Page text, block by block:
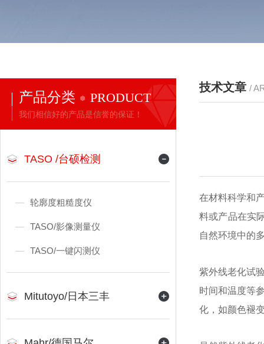
产品分类 PRODUCT
我们相信好的产品是信誉的保证！
TASO /台硕检测
轮廓度粗糙度仪
TASO/影像测量仪
TASO/一键闪测仪
Mitutoyo/日本三丰
技术文章 /
在材料科学和
料或产品在实
自然环境中的
紫外线老化试
时间和温度等
化，如颜色褪